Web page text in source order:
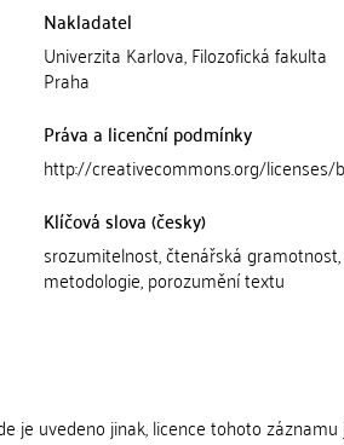
Nakladatel
Univerzita Karlova, Filozofická fakulta
Praha
Práva a licenční podmínky
http://creativecommons.org/licenses/
Klíčová slova (česky)
srozumitelnost, čtenářská
metodologie, porozumění textu
je uvedeno jinak, licence tohoto záznamu